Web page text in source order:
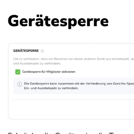
Gerätesperre